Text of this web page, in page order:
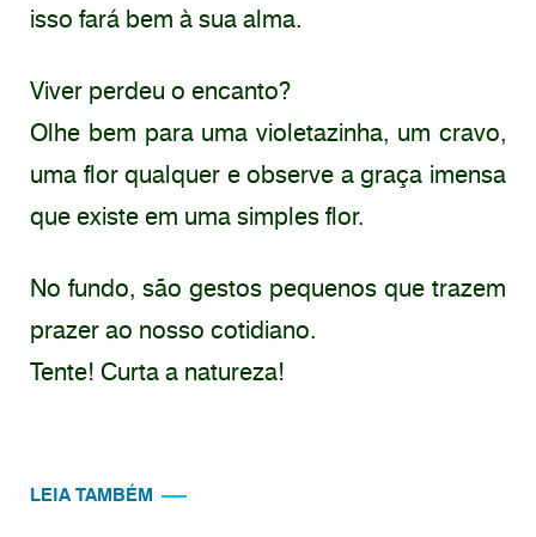
isso fará bem à sua alma.
Viver perdeu o encanto?
Olhe bem para uma violetazinha, um cravo,
uma flor qualquer e observe a graça imensa
que existe em uma simples flor.
No fundo, são gestos pequenos que trazem
prazer ao nosso cotidiano.
Tente! Curta a natureza!
LEIA TAMBÉM